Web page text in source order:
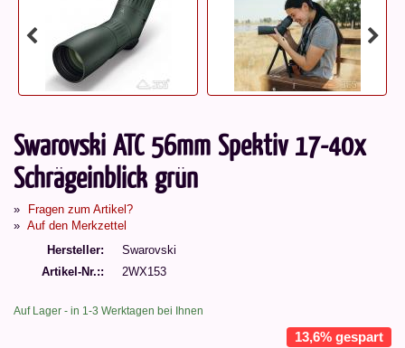
Swarovski ATC 56mm Spektiv 17-40x
Schrägeinblick grün
Fragen zum Artikel?
Auf den Merkzettel
Hersteller
Swarovski
Artikel-Nr.:
2WX153
Auf Lager - in 1-3 Werktagen bei Ihnen
13,6% gespart